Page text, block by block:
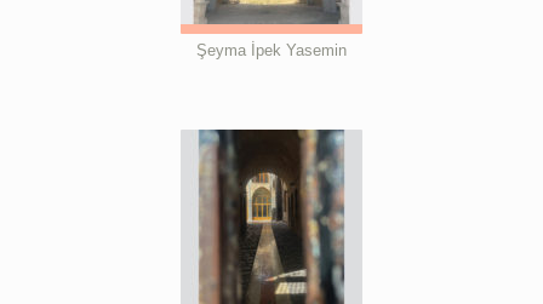
Şeyma İpek Yasemin